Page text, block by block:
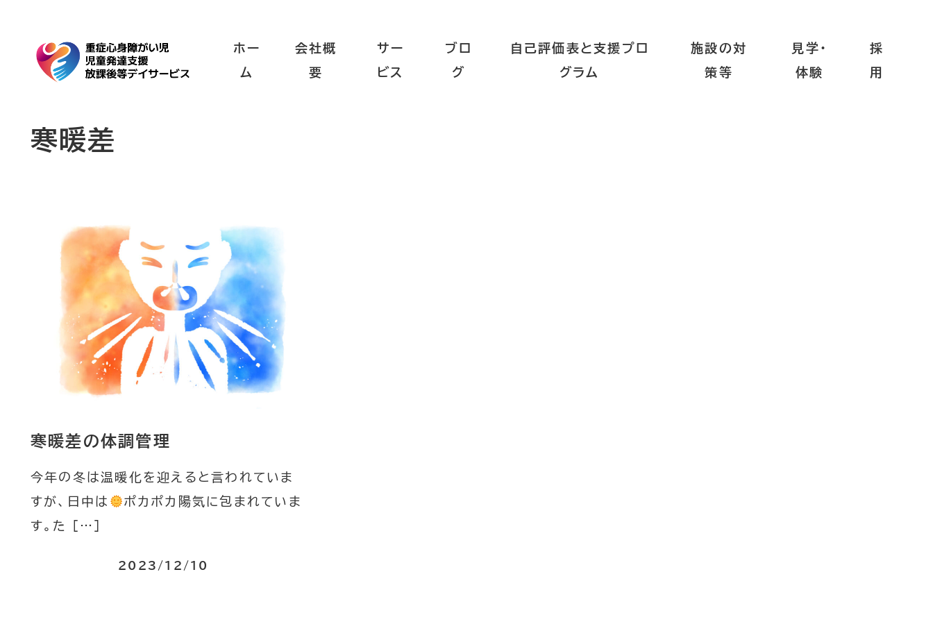
ホー
ム
会社概
要
サー
ビス
ブロ
グ
自己評価表と支援プロ
グラム
施設の対
策等
見学・
体験
採
用
寒暖差
寒暖差の体調管理
今年の冬は温暖化を迎えると言われていま
すが、日中は
ポカポカ陽気に包まれていま
す。た […]
2023/12/10